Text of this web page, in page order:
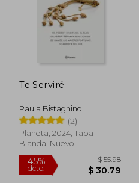
Te Serviré
Paula Bistagnino
(2)
Planeta, 2024, Tapa
Blanda, Nuevo